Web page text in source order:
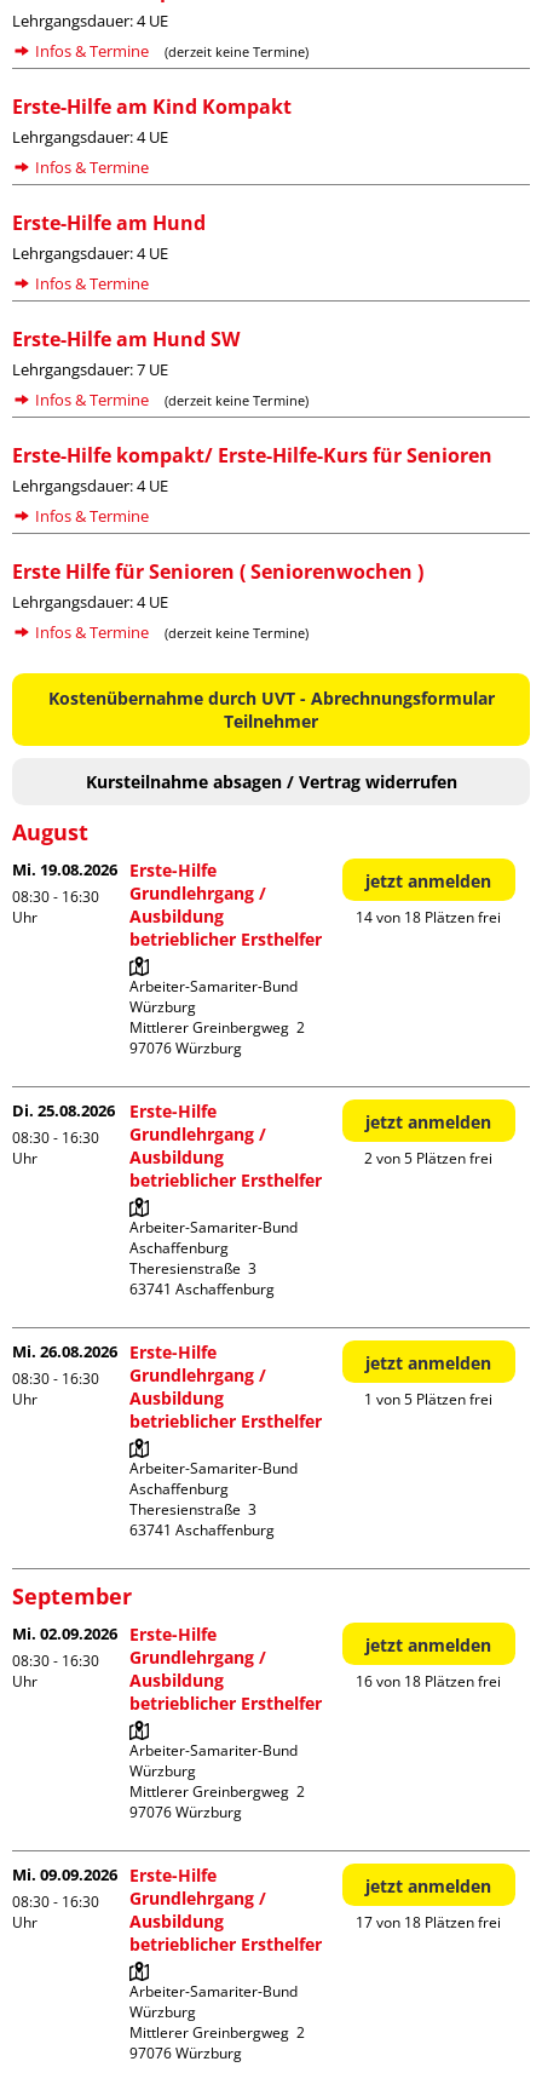
Lehrgangsdauer: 4 UE
Infos & Termine
(derzeit keine Termine)
Erste-Hilfe am Kind Kompakt
Lehrgangsdauer: 4 UE
Infos & Termine
Erste-Hilfe am Hund
Lehrgangsdauer: 4 UE
Infos & Termine
Erste-Hilfe am Hund SW
Lehrgangsdauer: 7 UE
Infos & Termine
(derzeit keine Termine)
Erste-Hilfe kompakt/ Erste-Hilfe-Kurs für Senioren
Lehrgangsdauer: 4 UE
Infos & Termine
Erste Hilfe für Senioren ( Seniorenwochen )
Lehrgangsdauer: 4 UE
Infos & Termine
(derzeit keine Termine)
Kostenübernahme durch UVT - Abrechnungsformular
Teilnehmer
Kursteilnahme absagen / Vertrag widerrufen
August
Mi. 19.08.2026
08:30 - 16:30
Uhr
Erste-Hilfe
Grundlehrgang /
Ausbildung
betrieblicher Ersthelfer
Arbeiter-Samariter-Bund
Würzburg
Mittlerer Greinbergweg  2
jetzt anmelden
14 von 18 Plätzen frei
Di. 25.08.2026
08:30 - 16:30
Uhr
Erste-Hilfe
Grundlehrgang /
Ausbildung
betrieblicher Ersthelfer
Arbeiter-Samariter-Bund
Aschaffenburg
Theresienstraße  3
jetzt anmelden
2 von 5 Plätzen frei
Mi. 26.08.2026
08:30 - 16:30
Uhr
Erste-Hilfe
Grundlehrgang /
Ausbildung
betrieblicher Ersthelfer
Arbeiter-Samariter-Bund
Aschaffenburg
Theresienstraße  3
jetzt anmelden
1 von 5 Plätzen frei
September
Mi. 02.09.2026
08:30 - 16:30
Uhr
Erste-Hilfe
Grundlehrgang /
Ausbildung
betrieblicher Ersthelfer
Arbeiter-Samariter-Bund
Würzburg
Mittlerer Greinbergweg  2
jetzt anmelden
16 von 18 Plätzen frei
Mi. 09.09.2026
08:30 - 16:30
Uhr
Erste-Hilfe
Grundlehrgang /
Ausbildung
betrieblicher Ersthelfer
Arbeiter-Samariter-Bund
Würzburg
Mittlerer Greinbergweg  2
jetzt anmelden
17 von 18 Plätzen frei